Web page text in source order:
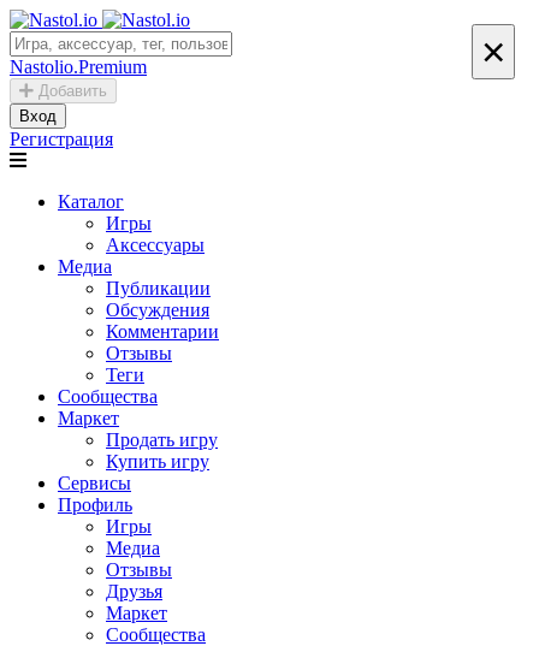
Nastolio.Premium
Добавить
Вход
Регистрация
Каталог
Игры
Аксессуары
Медиа
Публикации
Обсуждения
Комментарии
Отзывы
Теги
Сообщества
Маркет
Продать игру
Купить игру
Сервисы
Профиль
Игры
Медиа
Отзывы
Друзья
Маркет
Сообщества
×